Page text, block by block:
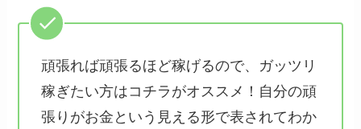
頑張れば頑張るほど稼げるので、ガッツリ
稼ぎたい方はコチラがオススメ！自分の頑
張りがお金という見える形で表されてわか